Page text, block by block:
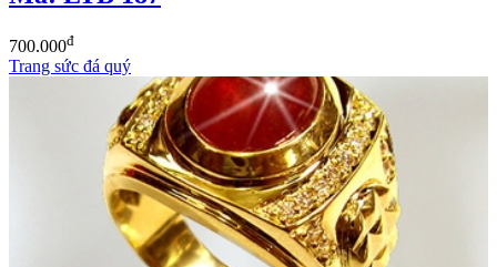
700.000đ
Trang sức đá quý